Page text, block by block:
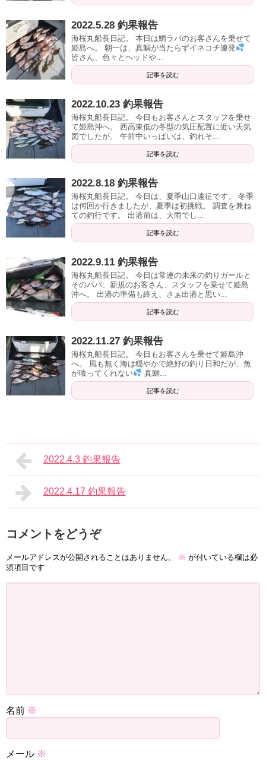
2022.5.28 釣果報告
海桜丸船長日記。 本日は鯛ラバのお客さんを乗せて
姫島へ。 朝一は、真鯛が当たらずイネコチ連発
皆さん、色々とヘッドや...
記事を読む
2022.10.23 釣果報告
海桜丸船長日記。 今日もお客さんとスタッフを乗せ
て姫島沖へ。 西高東低の冬型の気圧配置に近い天気
図でしたが、 午前中いっぱいは、釣れそ...
記事を読む
2022.8.18 釣果報告
海桜丸船長日記。 今日は、夏季山口遠征です。 冬季
は何回か行きましたが、夏季は初挑戦。 調査を兼ね
ての釣行です。 出港前は、大雨でし...
記事を読む
2022.9.11 釣果報告
海桜丸船長日記。 今日は常連の未来の釣りガールと
そのパパ、新規のお客さん、スタッフを乗せて姫島
沖へ。 出港の準備も終え、さぁ出港と思い...
記事を読む
2022.11.27 釣果報告
海桜丸船長日記。 今日もお客さんを乗せて姫島沖
へ。 風も無く海は穏やかで絶好の釣り日和だが、魚
が喰ってくれない
真鯛...
記事を読む
2022.4.3 釣果報告
2022.4.17 釣果報告
コメントをどうぞ
メールアドレスが公開されることはありません。 ※ が付いている欄は必
須項目です
名前 ※
メール ※